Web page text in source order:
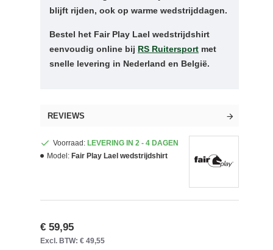
blijft rijden, ook op warme wedstrijddagen.
Bestel het Fair Play Lael wedstrijdshirt
eenvoudig online bij RS Ruitersport met
snelle levering in Nederland en België.
REVIEWS
Voorraad: LEVERING IN 2 - 4 DAGEN
Model: Fair Play Lael wedstrijdshirt
€ 59,95
Excl. BTW: € 49,55